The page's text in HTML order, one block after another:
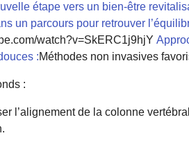
étape vers un bien-être
un parcours pour retrouver
watch?v=SkERC1j9hjY
:Méthodes non invasives
:
l’alignement de la colonne